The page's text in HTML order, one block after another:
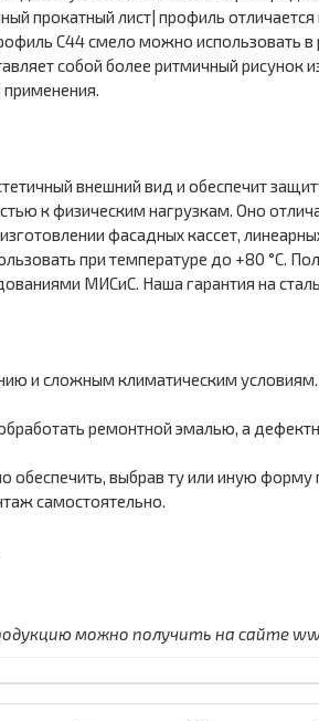
прокатный лист| профиль
С44 смело можно использовать
собой более ритмичный рисунок
внешний вид и обеспечит
к физическим нагрузкам. Оно
фасадных кассет,
при температуре до +80 °С.
МИСиС. Наша гарантия на
и сложным климатическим условиям.
ремонтной эмалью, а
выбрав ту или иную форму
самостоятельно.
можно получить на сайте